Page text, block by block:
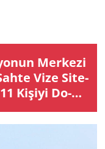
Mer­ke­zi
Vize Si­te­
Ki­şi­yi Do­
Şe­be­ke­ye